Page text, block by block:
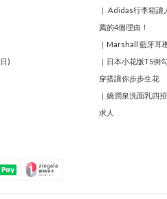
)
｜ Adidas行李箱讓
薦的4個理由！
｜ Marshall 藍牙耳
｜ 日本小花版TS倒
穿搭讓你步步生花
｜ 嬌潤泉洗面乳四
求人